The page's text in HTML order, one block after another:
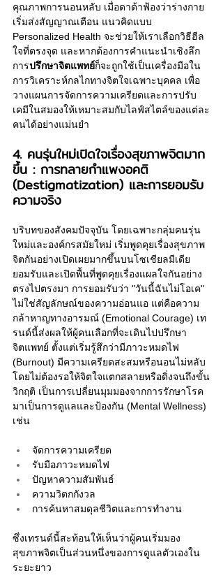
คุณภาพการนอนหลับ เมื่อดาต้าฟ้องว่าร่างกาย
เริ่มส่งสัญญาณเตือน แนวคิดแบบ
Personalized Health จะช่วยให้เราเลือกวิธีฮีล
ใจที่ตรงจุด และหากต้องการคำแนะนำเชิงลึก
การปรึกษาจิตแพทย์ก็จะถูกใช้เป็นเครื่องมือใน
การวิเคราะห์กลไกทางจิตใจเฉพาะบุคคล เพื่อ
วางแผนการจัดการความเครียดและการปรับ
เคมีในสมองให้เหมาะสมกับไลฟ์สไตล์ของแต่ละ
คนได้อย่างแม่นยำ
4. คนรุ่นใหม่เปิดใจเรื่องสุขภาพจิตมาก
ขึ้น : การทลายกำแพงอคติ
(Destigmatization) และการยอมรับ
ความจริง
บริบทของสังคมปัจจุบัน โดยเฉพาะกลุ่มคนรุ่น
ใหม่และองค์กรสมัยใหม่ เริ่มพูดคุยเรื่องสุขภาพ
จิตกันอย่างเปิดเผยมากขึ้นบนโซเชียลมีเดีย
ยอมรับและเปิดพื้นที่พูดคุยเรื่องแผลใจกันอย่าง
ตรงไปตรงมา การยอมรับว่า "วันนี้ฉันไม่โอเค"
ไม่ใช่สัญลักษณ์ของความอ่อนแอ แต่คือความ
กล้าหาญทางอารมณ์ (Emotional Courage) เท
รนด์นี้ส่งผลให้ผู้คนเลือกที่จะเดินไปปรึกษา
จิตแพทย์ ตั้งแต่เริ่มรู้สึกว่ามีภาวะหมดไฟ
(Burnout) มีความเครียดสะสมหรือนอนไม่หลับ
โดยไม่ต้องรอให้จิตใจแตกสลายหรือดิ่งจนถึงขั้น
วิกฤติ เป็นการเปลี่ยนมุมมองจากการรักษาโรค
มาเป็นการดูแลและป้องกัน (Mental Wellness)
เช่น
จัดการความเครียด
รับมือภาวะหมดไฟ
ปัญหาความสัมพันธ์
ความวิตกกังวล
การค้นหาสมดุลชีวิตและการทำงาน
ซึ่งเทรนด์นี้สะท้อนให้เห็นว่าผู้คนเริ่มมอง
สุขภาพจิตเป็นส่วนหนึ่งของการดูแลตัวเองใน
ระยะยาว